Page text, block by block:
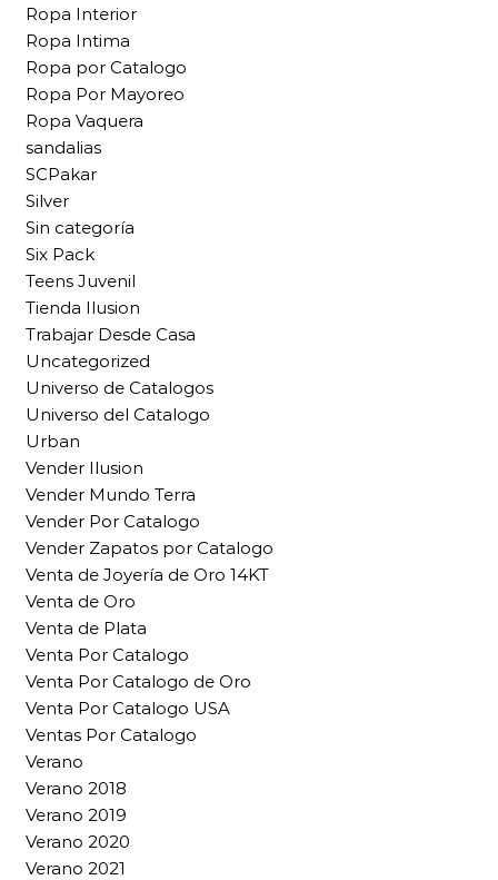
Ropa Interior
Ropa Intima
Ropa por Catalogo
Ropa Por Mayoreo
Ropa Vaquera
sandalias
SCPakar
Silver
Sin categoría
Six Pack
Teens Juvenil
Tienda Ilusion
Trabajar Desde Casa
Uncategorized
Universo de Catalogos
Universo del Catalogo
Urban
Vender Ilusion
Vender Mundo Terra
Vender Por Catalogo
Vender Zapatos por Catalogo
Venta de Joyería de Oro 14KT
Venta de Oro
Venta de Plata
Venta Por Catalogo
Venta Por Catalogo de Oro
Venta Por Catalogo USA
Ventas Por Catalogo
Verano
Verano 2018
Verano 2019
Verano 2020
Verano 2021